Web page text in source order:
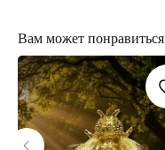
Вам может понравиться